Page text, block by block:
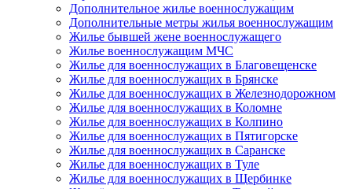
Дополнительное жилье военнослужащим
Дополнительные метры жилья военнослужащим
Жилье бывшей жене военнослужащего
Жилье военнослужащим МЧС
Жилье для военнослужащих в Благовещенске
Жилье для военнослужащих в Брянске
Жилье для военнослужащих в Железнодорожном
Жилье для военнослужащих в Коломне
Жилье для военнослужащих в Колпино
Жилье для военнослужащих в Пятигорске
Жилье для военнослужащих в Саранске
Жилье для военнослужащих в Туле
Жилье для военнослужащих в Щербинке